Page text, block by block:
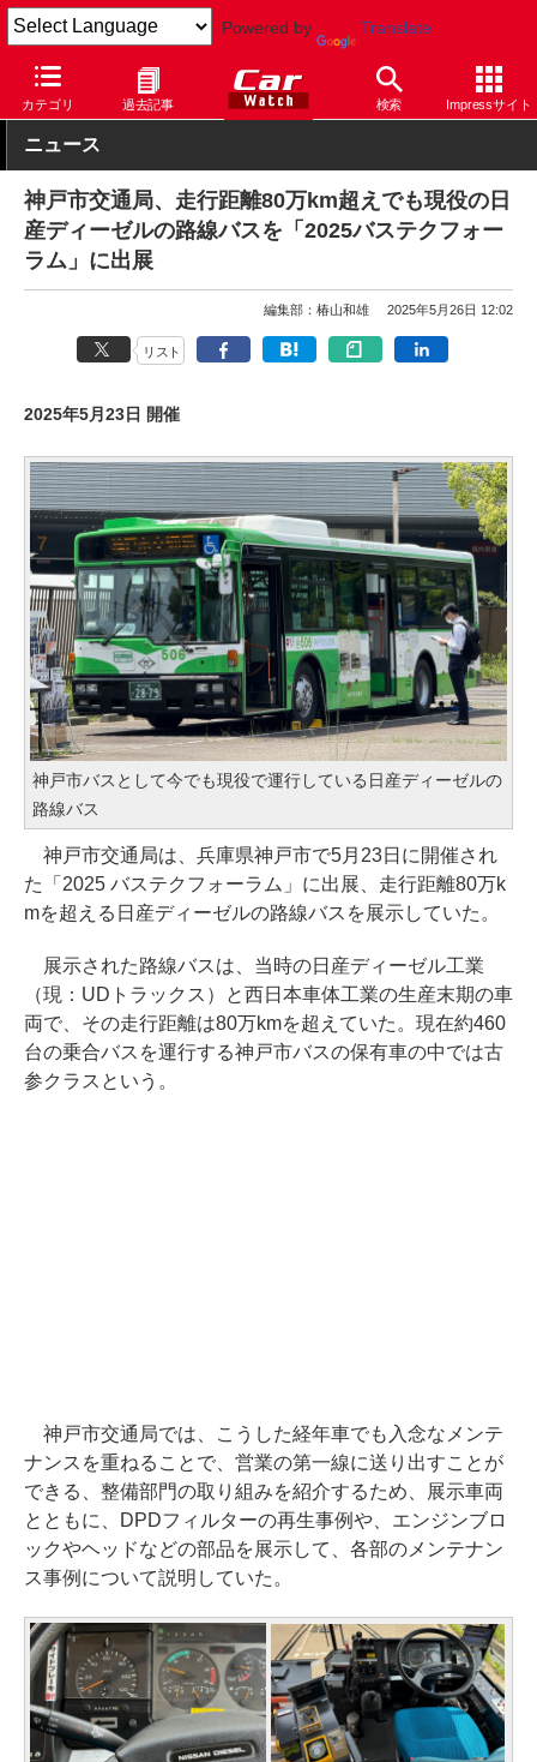
Powered by Translate
カテゴリ 過去記事 検索 Impressサイト
Car Watch 自動車 UDトラックス
ニュース
神戸市交通局、走行距離80万km超えでも現役の日
産ディーゼルの路線バスを「2025バステクフォー
ラム」に出展
編集部：椿山和雄 2025年5月26日 12:02
リスト
2025年5月23日 開催
神戸市バスとして今でも現役で運行している日産ディーゼルの
路線バス
神戸市交通局は、兵庫県神戸市で5月23日に開催され
た「2025 バステクフォーラム」に出展、走行距離80万k
mを超える日産ディーゼルの路線バスを展示していた。
展示された路線バスは、当時の日産ディーゼル工業
（現：UDトラックス）と西日本車体工業の生産末期の車
両で、その走行距離は80万kmを超えていた。現在約460
台の乗合バスを運行する神戸市バスの保有車の中では古
参クラスという。
神戸市交通局では、こうした経年車でも入念なメンテ
ナンスを重ねることで、営業の第一線に送り出すことが
できる、整備部門の取り組みを紹介するため、展示車両
とともに、DPDフィルターの再生事例や、エンジンブロ
ックやヘッドなどの部品を展示して、各部のメンテナン
ス事例について説明していた。